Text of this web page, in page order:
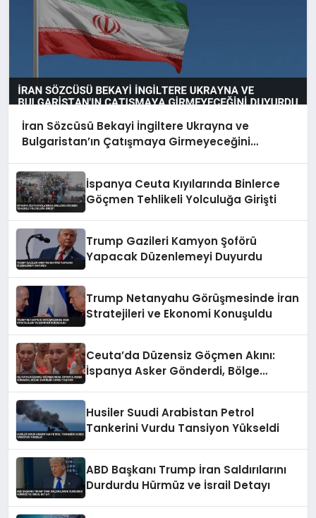
İran Sözcüsü Bekayi İngiltere Ukrayna ve
Bulgaristan’ın Çatışmaya Girmeyeceğini
İspanya Ceuta Kıyılarında Binlerce
Göçmen Tehlikeli Yolculuğa Girişti
Trump Gazileri Kamyon Şoförü
Yapacak Düzenlemeyi Duyurdu
Trump Netanyahu Görüşmesinde İran
Stratejileri ve Ekonomi Konuşuldu
Ceuta’da Düzensiz Göçmen Akını:
İspanya Asker Gönderdi, Bölge
Husiler Suudi Arabistan Petrol
Tankerini Vurdu Tansiyon Yükseldi
ABD Başkanı Trump İran Saldırılarını
Durdurdu Hürmüz ve İsrail Detayı